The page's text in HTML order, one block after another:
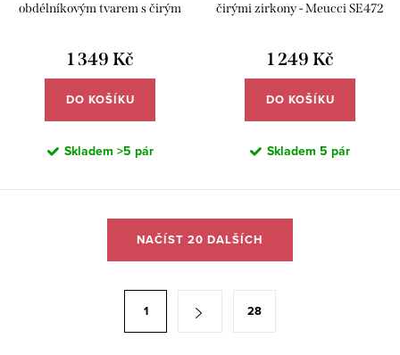
obdélníkovým tvarem s čirým
1 349 Kč
DO KOŠÍKU
Skladem >5 pár
čirými zirkony - Meucci SE472
1 249 Kč
DO KOŠÍKU
Skladem 5 pár
NAČÍST 20 DALŠÍCH
1 28